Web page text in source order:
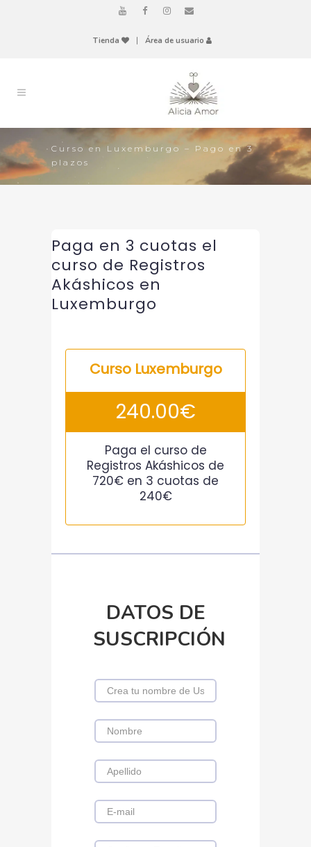
Tienda Área de usuario
Curso en Luxemburgo – Pago en 3
plazos
Paga en 3 cuotas el
curso de Registros
Akáshicos en
Luxemburgo
Curso Luxemburgo
240.00€
Paga el curso de
Registros Akáshicos de
720€ en 3 cuotas de
240€
DATOS DE
SUSCRIPCIÓN